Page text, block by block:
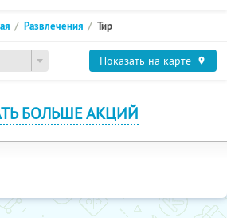
Развлечения Тир
Показать на карте
БОЛЬШЕ АКЦИЙ